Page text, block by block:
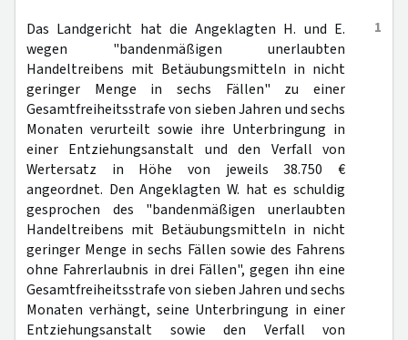
1
Das Landgericht hat die Angeklagten H. und E.
wegen "bandenmäßigen unerlaubten
Handeltreibens mit Betäubungsmitteln in nicht
geringer Menge in sechs Fällen" zu einer
Gesamtfreiheitsstrafe von sieben Jahren und sechs
Monaten verurteilt sowie ihre Unterbringung in
einer Entziehungsanstalt und den Verfall von
Wertersatz in Höhe von jeweils 38.750 €
angeordnet. Den Angeklagten W. hat es schuldig
gesprochen des "bandenmäßigen unerlaubten
Handeltreibens mit Betäubungsmitteln in nicht
geringer Menge in sechs Fällen sowie des Fahrens
ohne Fahrerlaubnis in drei Fällen", gegen ihn eine
Gesamtfreiheitsstrafe von sieben Jahren und sechs
Monaten verhängt, seine Unterbringung in einer
Entziehungsanstalt sowie den Verfall von